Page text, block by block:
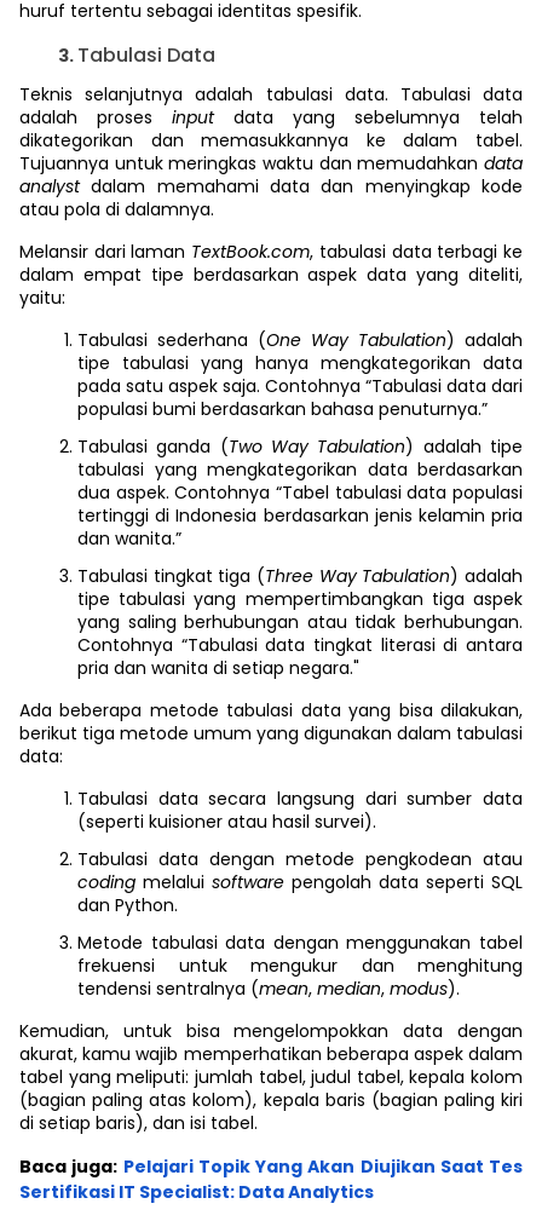
huruf tertentu sebagai identitas spesifik.
Tabulasi Data
Teknis selanjutnya adalah tabulasi data. Tabulasi data
adalah proses input data yang sebelumnya telah
dikategorikan dan memasukkannya ke dalam tabel.
Tujuannya untuk meringkas waktu dan memudahkan data
analystdalam memahami data dan menyingkap kode
atau pola di dalamnya.
Melansir dari laman TextBook.com, tabulasi data terbagi ke
dalam empat tipe berdasarkan aspek data yang diteliti,
yaitu:
Tabulasi sederhana (One Way Tabulation) adalah
tipe tabulasi yang hanya mengkategorikan data
pada satu aspek saja. Contohnya “Tabulasi data dari
populasi bumi berdasarkan bahasa penuturnya.”
Tabulasi ganda (Two Way Tabulation) adalah tipe
tabulasi yang mengkategorikan data berdasarkan
dua aspek. Contohnya “Tabel tabulasi data populasi
tertinggi di Indonesia berdasarkan jenis kelamin pria
dan wanita.”
Tabulasi tingkat tiga (Three Way Tabulation) adalah
tipe tabulasi yang mempertimbangkan tiga aspek
yang saling berhubungan atau tidak berhubungan.
Contohnya “Tabulasi data tingkat literasi di antara
pria dan wanita di setiap negara."
Ada beberapa metode tabulasi data yang bisa dilakukan,
berikut tiga metode umum yang digunakan dalam tabulasi
data:
Tabulasi data secara langsung dari sumber data
(seperti kuisioner atau hasil survei).
Tabulasi data dengan metode pengkodean atau
coding melalui software pengolah data seperti SQL
dan Python.
Metode tabulasi data dengan menggunakan tabel
frekuensi untuk mengukur dan menghitung
tendensi sentralnya (mean, median, modus).
Kemudian, untuk bisa mengelompokkan data dengan
akurat, kamu wajib memperhatikan beberapa aspek dalam
tabel yang meliputi: jumlah tabel, judul tabel, kepala kolom
(bagian paling atas kolom), kepala baris (bagian paling kiri
di setiap baris), dan isi tabel.
Baca juga: Pelajari Topik Yang Akan Diujikan Saat Tes
Sertifikasi IT Specialist: Data Analytics